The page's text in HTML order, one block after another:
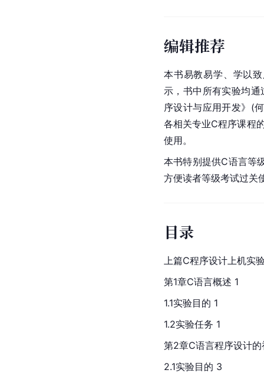
编辑推荐
本书易教易学、学以
示，书中所有实验均
序设计与应用开发》(
各相关专业C程序课程
使用。
本书特别提供C语言等
方便读者等级考试过关
目录
上篇C程序设计上机实
第1章C语言概述 1
1.1实验目的 1
1.2实验任务 1
第2章C语言程序设计
2.1实验目的 3